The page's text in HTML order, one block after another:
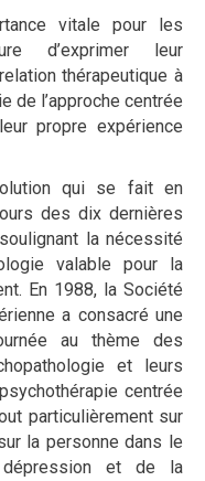
vitale pour les
d’exprimer leur
thérapeutique à
de l’approche centrée
propre expérience
qui se fait en
des dix dernières
la nécessité
valable pour la
En 1988, la Société
a consacré une
au thème des
et leurs
centrée
particulièrement sur
la personne dans le
et de la